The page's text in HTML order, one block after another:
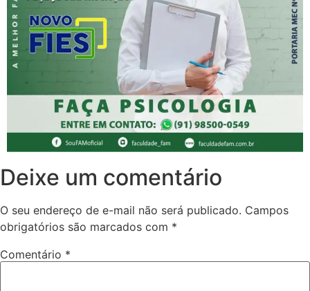
Deixe um comentário
O seu endereço de e-mail não será publicado. Campos
obrigatórios são marcados com *
Comentário *